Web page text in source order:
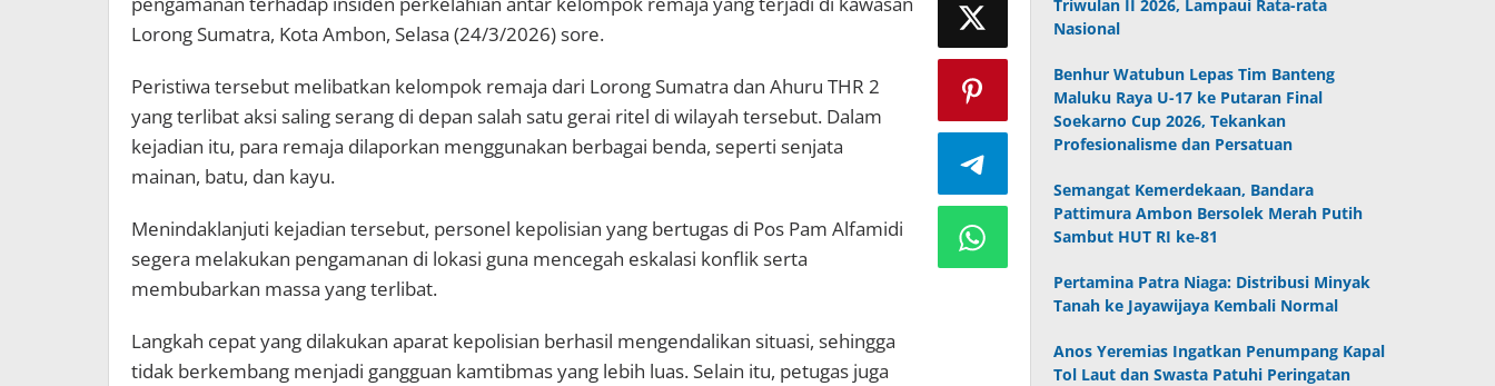
Lorong Sumatra, Kota Ambon, Selasa (24/3/2026) sore.
Peristiwa tersebut melibatkan kelompok remaja dari Lorong Sumatra dan Ahuru THR 2
yang terlibat aksi saling serang di depan salah satu gerai ritel di wilayah tersebut. Dalam
kejadian itu, para remaja dilaporkan menggunakan berbagai benda, seperti senjata
mainan, batu, dan kayu.
Menindaklanjuti kejadian tersebut, personel kepolisian yang bertugas di Pos Pam Alfamidi
segera melakukan pengamanan di lokasi guna mencegah eskalasi konflik serta
membubarkan massa yang terlibat.
Langkah cepat yang dilakukan aparat kepolisian berhasil mengendalikan situasi, sehingga
tidak berkembang menjadi gangguan kamtibmas yang lebih luas. Selain itu, petugas juga
Triwulan II 2026, Lampaui Rata-rata
Nasional
Benhur Watubun Lepas Tim Banteng
Maluku Raya U-17 ke Putaran Final
Soekarno Cup 2026, Tekankan
Profesionalisme dan Persatuan
Semangat Kemerdekaan, Bandara
Pattimura Ambon Bersolek Merah Putih
Sambut HUT RI ke-81
Pertamina Patra Niaga: Distribusi Minyak
Tanah ke Jayawijaya Kembali Normal
Anos Yeremias Ingatkan Penumpang Kapal
Tol Laut dan Swasta Patuhi Peringatan